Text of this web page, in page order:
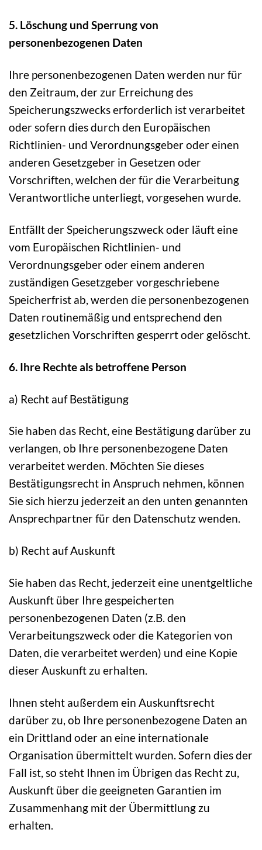
5. Löschung und Sperrung von
personenbezogenen Daten
Ihre personenbezogenen Daten werden nur für
den Zeitraum, der zur Erreichung des
Speicherungszwecks erforderlich ist verarbeitet
oder sofern dies durch den Europäischen
Richtlinien- und Verordnungsgeber oder einen
anderen Gesetzgeber in Gesetzen oder
Vorschriften, welchen der für die Verarbeitung
Verantwortliche unterliegt, vorgesehen wurde.
Entfällt der Speicherungszweck oder läuft eine
vom Europäischen Richtlinien- und
Verordnungsgeber oder einem anderen
zuständigen Gesetzgeber vorgeschriebene
Speicherfrist ab, werden die personenbezogenen
Daten routinemäßig und entsprechend den
gesetzlichen Vorschriften gesperrt oder gelöscht.
6. Ihre Rechte als betroffene Person
a) Recht auf Bestätigung
Sie haben das Recht, eine Bestätigung darüber zu
verlangen, ob Ihre personenbezogene Daten
verarbeitet werden. Möchten Sie dieses
Bestätigungsrecht in Anspruch nehmen, können
Sie sich hierzu jederzeit an den unten genannten
Ansprechpartner für den Datenschutz wenden.
b) Recht auf Auskunft
Sie haben das Recht, jederzeit eine unentgeltliche
Auskunft über Ihre gespeicherten
personenbezogenen Daten (z.B. den
Verarbeitungszweck oder die Kategorien von
Daten, die verarbeitet werden) und eine Kopie
dieser Auskunft zu erhalten.
Ihnen steht außerdem ein Auskunftsrecht
darüber zu, ob Ihre personenbezogene Daten an
ein Drittland oder an eine internationale
Organisation übermittelt wurden. Sofern dies der
Fall ist, so steht Ihnen im Übrigen das Recht zu,
Auskunft über die geeigneten Garantien im
Zusammenhang mit der Übermittlung zu
erhalten.